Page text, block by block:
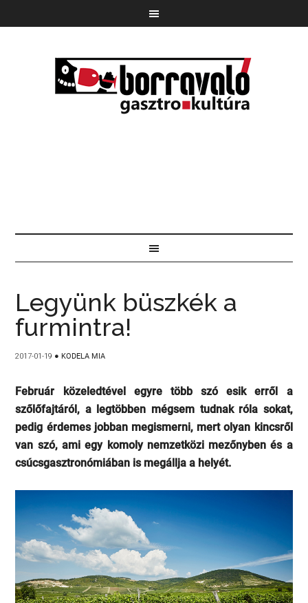
Legyünk büszkék a
furmintra!
2017-01-19 ● KODELA MIA
Február közeledtével egyre több szó esik erről a
szőlőfajtáról, a legtöbben mégsem tudnak róla sokat,
pedig érdemes jobban megismerni, mert olyan kincsről
van szó, ami egy komoly nemzetközi mezőnyben és a
csúcsgasztronómiában is megállja a helyét.